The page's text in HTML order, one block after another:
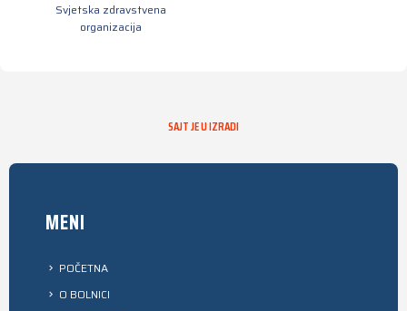
Svjetska zdravstvena
organizacija
SAJT JE U IZRADI
MENI
POČETNA
O BOLNICI